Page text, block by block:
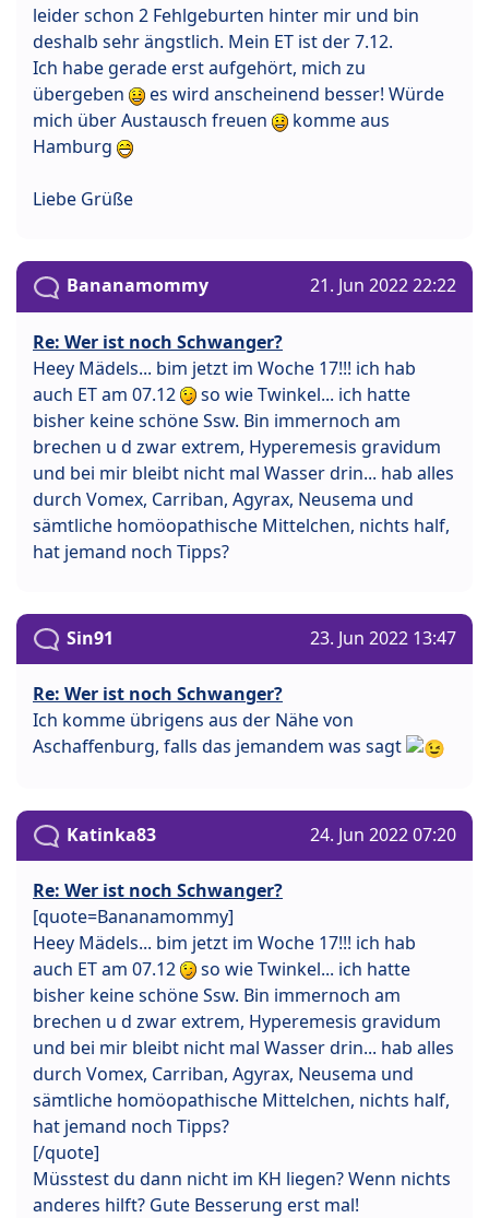
leider schon 2 Fehlgeburten hinter mir und bin
deshalb sehr ängstlich. Mein ET ist der 7.12.
Ich habe gerade erst aufgehört, mich zu
übergeben
es wird anscheinend besser! Würde
mich über Austausch freuen
komme aus
Hamburg
Liebe Grüße
Bananamommy 21. Jun 2022 22:22
Re: Wer ist noch Schwanger?
Heey Mädels... bim jetzt im Woche 17!!! ich hab
auch ET am 07.12
so wie Twinkel... ich hatte
bisher keine schöne Ssw. Bin immernoch am
brechen u d zwar extrem, Hyperemesis gravidum
und bei mir bleibt nicht mal Wasser drin... hab alles
durch Vomex, Carriban, Agyrax, Neusema und
sämtliche homöopathische Mittelchen, nichts half,
hat jemand noch Tipps?
Sin91 23. Jun 2022 13:47
Re: Wer ist noch Schwanger?
Ich komme übrigens aus der Nähe von
Aschaffenburg, falls das jemandem was sagt
Katinka83 24. Jun 2022 07:20
Re: Wer ist noch Schwanger?
[quote=Bananamommy]
Heey Mädels... bim jetzt im Woche 17!!! ich hab
auch ET am 07.12
so wie Twinkel... ich hatte
bisher keine schöne Ssw. Bin immernoch am
brechen u d zwar extrem, Hyperemesis gravidum
und bei mir bleibt nicht mal Wasser drin... hab alles
durch Vomex, Carriban, Agyrax, Neusema und
sämtliche homöopathische Mittelchen, nichts half,
hat jemand noch Tipps?
[/quote]
Müsstest du dann nicht im KH liegen? Wenn nichts
anderes hilft? Gute Besserung erst mal!